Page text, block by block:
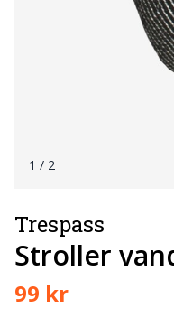
1 / 2
Trespass
Stroller
99 kr